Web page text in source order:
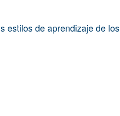
estilos de aprendizaje de los